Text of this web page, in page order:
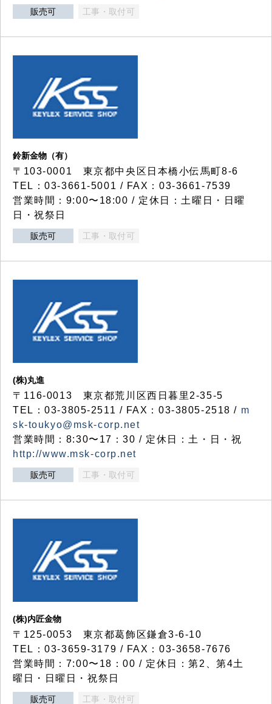
販売可 工事・取付可
鈴新金物（有）
〒103-0001 東京都中央区日本橋小伝馬町8-6
TEL：03-3661-5001 / FAX：03-3661-7539
営業時間：9:00〜18:00 / 定休日：土曜日・日曜
日・祝祭日
販売可 工事・取付可
(株)丸進
〒116-0013 東京都荒川区西日暮里2-35-5
TEL：03-3805-2511 / FAX：03-3805-2518 / m
sk-toukyo@msk-corp.net
営業時間：8:30〜17：30 / 定休日：土・日・祝
http://www.msk-corp.net
販売可 工事・取付可
(株)内匠金物
〒125-0053 東京都葛飾区鎌倉3-6-10
TEL：03-3659-3179 / FAX：03-3658-7676
営業時間：7:00〜18：00 / 定休日：第2、第4土
曜日・日曜日・祝祭日
販売可 工事・取付可